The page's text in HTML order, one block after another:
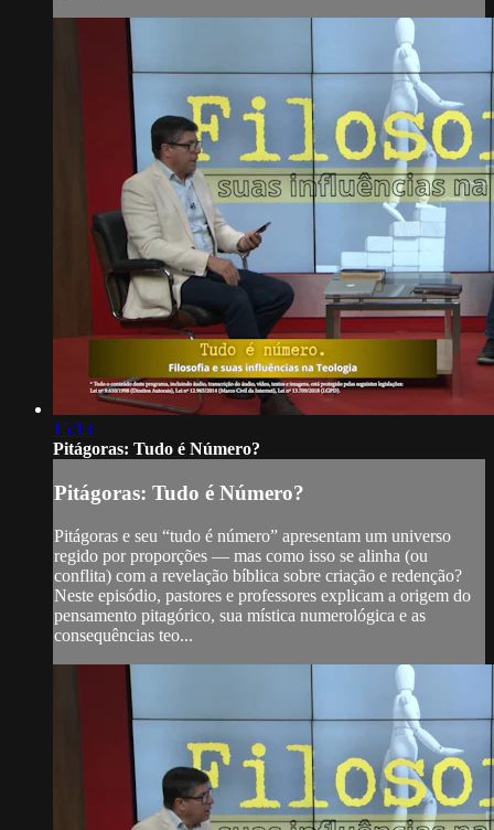
15:13
Pitágoras: Tudo é Número?
Pitágoras: Tudo é Número?
Pitágoras e seu “tudo é número” apresentam um universo
regido por proporções — mas como isso se alinha (ou
conflita) com a revelação bíblica sobre criação e redenção?
Neste episódio, pastores e professores explicam a origem do
pensamento pitagórico, sua mística numerológica e as
consequências teo...